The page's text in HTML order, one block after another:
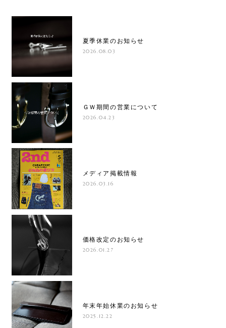
夏季休業のお知らせ
2026.08.03
ＧＷ期間の営業について
2026.04.23
メディア掲載情報
2026.03.16
価格改定のお知らせ
2026.01.27
年末年始休業のお知らせ
2025.12.22